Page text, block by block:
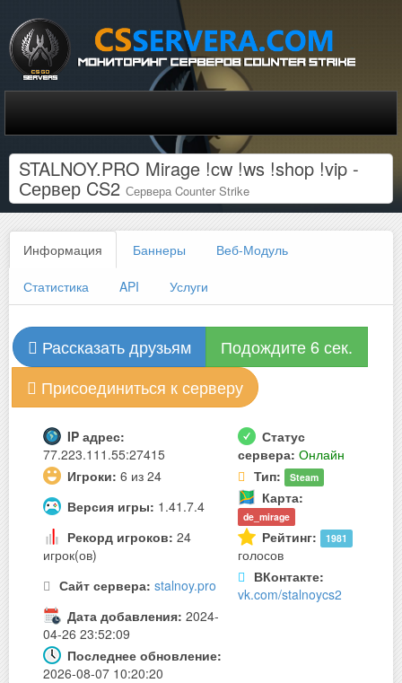
STALNOY.PRO Mirage !cw !ws !shop !vip -
Сервер CS2 Сервера Counter Strike
Информация Баннеры Веб-Модуль
Статистика API Услуги
Рассказать друзьям
Подождите 6 сек.
Присоединиться к серверу
IP адрес:
77.223.111.55:27415
Статус
сервера: Онлайн
Игроки: 6 из 24 Тип: Steam
Версия игры: 1.41.7.4 Карта:
de_mirage
Рекорд игроков: 24
игрок(ов)
Рейтинг: 1981
голосов
Сайт сервера: stalnoy.pro
ВКонтакте:
vk.com/stalnoycs2
Дата добавления: 2024-
04-26 23:52:09
Последнее обновление:
2026-08-07 10:20:20